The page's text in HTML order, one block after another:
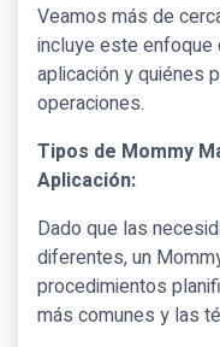
Veamos más de
incluye este
aplicación y quiénes
operaciones.
Tipos de Mommy
Aplicación:
Dado que las
diferentes, un
procedimientos
más comunes y las